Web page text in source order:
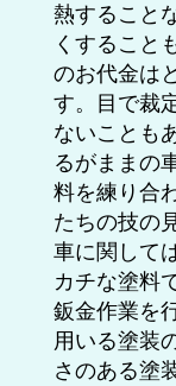
熱すること
くすること
のお代金は
す。目で裁
ないことも
るがままの
料を練り合
たちの技の
車に関して
カチな塗料
鈑金作業を
用いる塗装
さのある塗